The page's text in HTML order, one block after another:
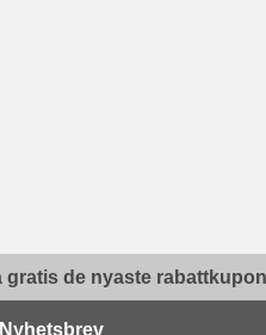
gratis de nyaste
Nyhetsbrev